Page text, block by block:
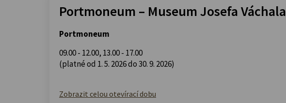
Portmoneum – Museum Josefa Váchala
Portmoneum
09.00 - 12.00, 13.00 - 17.00
(platné od 1. 5. 2026 do 30. 9. 2026)
Zobrazit celou otevírací dobu